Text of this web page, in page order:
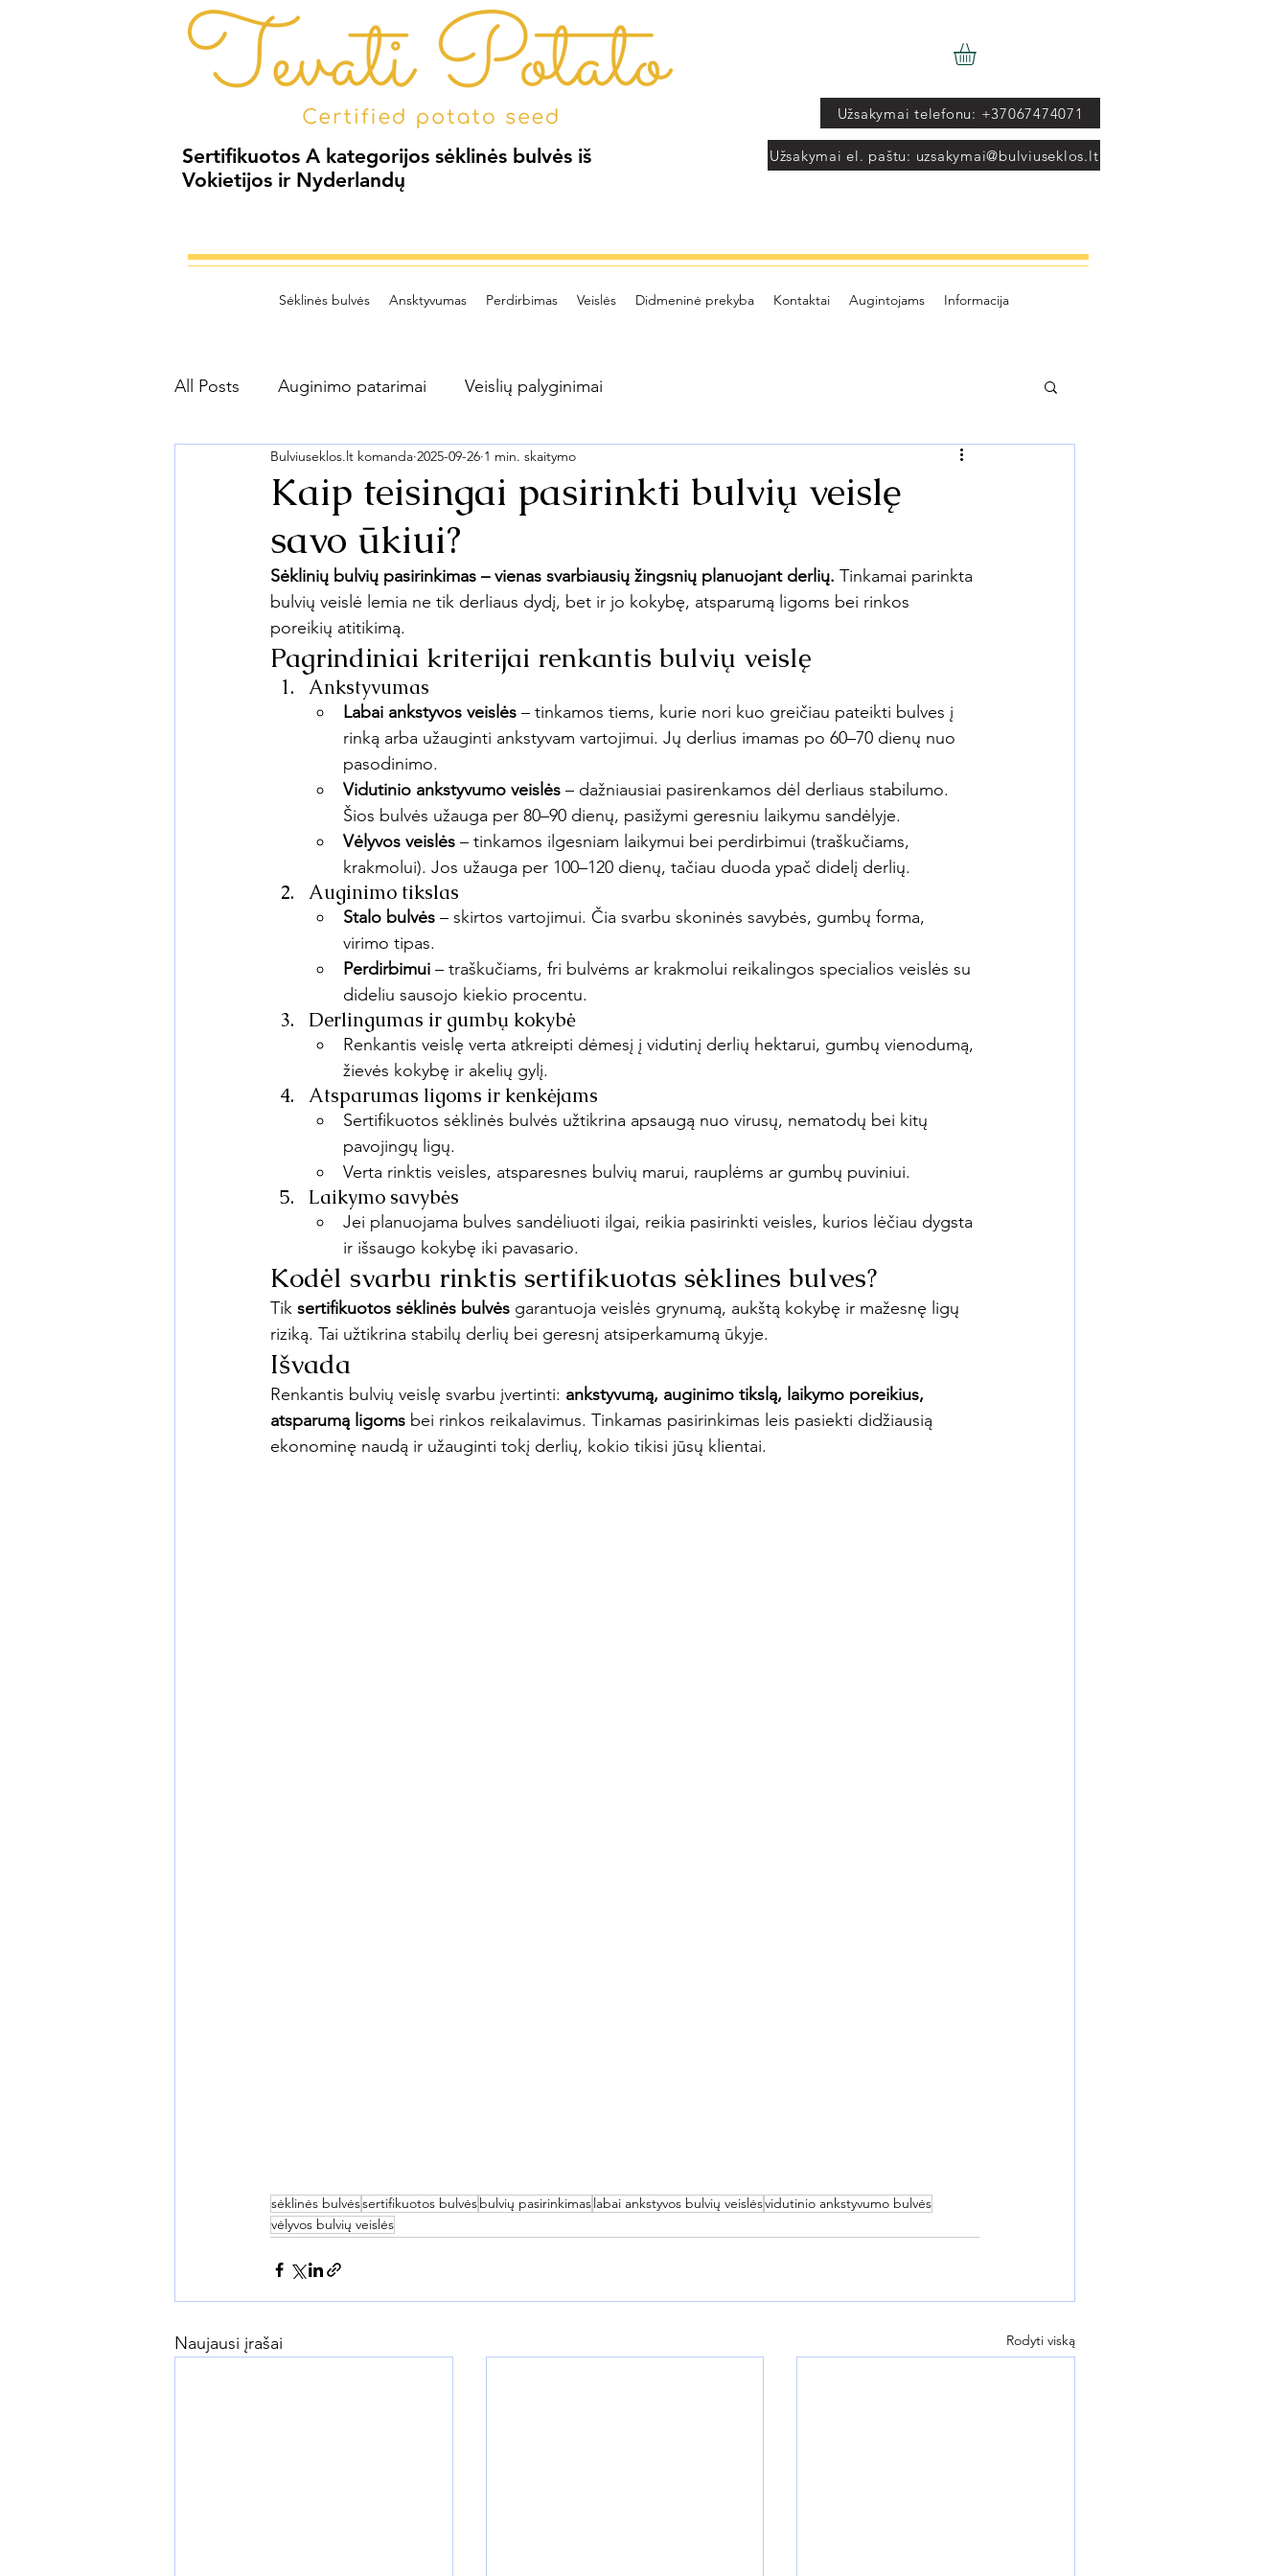
Sertifikuotos A kategorijos sėklinės bulvės iš
Vokietijos ir Nyderlandų
Užsakymai telefonu: +37067474071
Užsakymai el. paštu: uzsakymai@bulviuseklos.lt
Sėklinės bulvės Ansktyvumas Perdirbimas Veislės Didmeninė prekyba Kontaktai Augintojams Informacija
All Posts Auginimo patarimai Veislių palyginimai
Kaip teisingai pasirinkti bulvių veislę
savo ūkiui?
Bulviuseklos.lt komanda 2025-09-26 1 min. skaitymo
Sėklinių bulvių pasirinkimas – vienas svarbiausių žingsnių planuojant derlių. Tinkamai parinkta
bulvių veislė lemia ne tik derliaus dydį, bet ir jo kokybę, atsparumą ligoms bei rinkos
poreikių atitikimą.
Pagrindiniai kriterijai renkantis bulvių veislę
Ankstyvumas
Labai ankstyvos veislės – tinkamos tiems, kurie nori kuo greičiau pateikti bulves į
rinką arba užauginti ankstyvam vartojimui. Jų derlius imamas po 60–70 dienų nuo
pasodinimo.
Vidutinio ankstyvumo veislės – dažniausiai pasirenkamos dėl derliaus stabilumo.
Šios bulvės užauga per 80–90 dienų, pasižymi geresniu laikymu sandėlyje.
Vėlyvos veislės – tinkamos ilgesniam laikymui bei perdirbimui (traškučiams,
krakmolui). Jos užauga per 100–120 dienų, tačiau duoda ypač didelį derlių.
Auginimo tikslas
Stalo bulvės – skirtos vartojimui. Čia svarbu skoninės savybės, gumbų forma,
virimo tipas.
Perdirbimui – traškučiams, fri bulvėms ar krakmolui reikalingos specialios veislės su
dideliu sausojo kiekio procentu.
Derlingumas ir gumbų kokybė
Renkantis veislę verta atkreipti dėmesį į vidutinį derlių hektarui, gumbų vienodumą,
žievės kokybę ir akelių gylį.
Atsparumas ligoms ir kenkėjams
Sertifikuotos sėklinės bulvės užtikrina apsaugą nuo virusų, nematodų bei kitų
pavojingų ligų.
Verta rinktis veisles, atsparesnes bulvių marui, rauplėms ar gumbų puviniui.
Laikymo savybės
Jei planuojama bulves sandėliuoti ilgai, reikia pasirinkti veisles, kurios lėčiau dygsta
ir išsaugo kokybę iki pavasario.
Kodėl svarbu rinktis sertifikuotas sėklines bulves?
Tik sertifikuotos sėklinės bulvės garantuoja veislės grynumą, aukštą kokybę ir mažesnę ligų
riziką. Tai užtikrina stabilų derlių bei geresnį atsiperkamumą ūkyje.
Išvada
Renkantis bulvių veislę svarbu įvertinti: ankstyvumą, auginimo tikslą, laikymo poreikius,
atsparumą ligoms bei rinkos reikalavimus. Tinkamas pasirinkimas leis pasiekti didžiausią
ekonominę naudą ir užauginti tokį derlių, kokio tikisi jūsų klientai.
sėklinės bulvėssertifikuotos bulvėsbulvių pasirinkimas labai ankstyvos bulvių veislėsvidutinio ankstyvumo bulvės
vėlyvos bulvių veislės
Naujausi įrašai Rodyti viską